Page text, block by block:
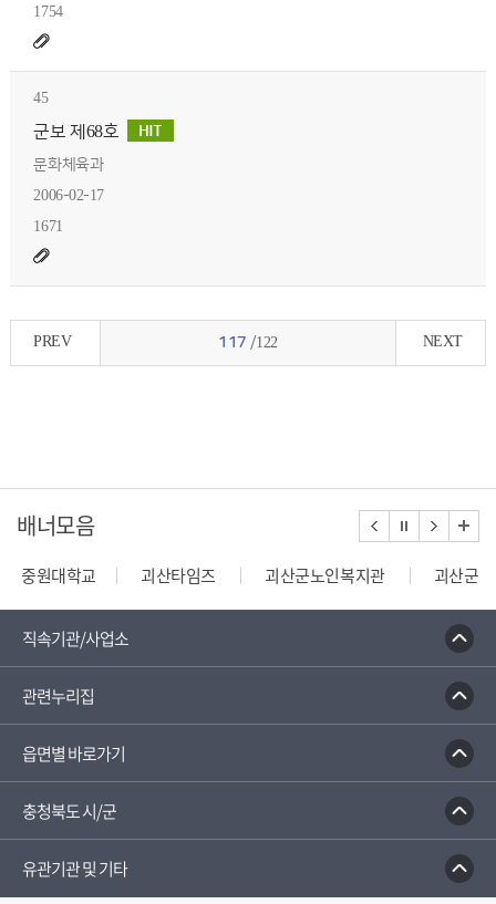
1754
45
군보 제68호
문화체육과
2006-02-17
1671
PREV 117 /122 NEXT
배너모음
중원대학교 괴산타임즈 괴산군노인복지관
괴산군
직속기관/사업소
관련누리집
읍면별 바로가기
충청북도 시/군
유관기관 및 기타